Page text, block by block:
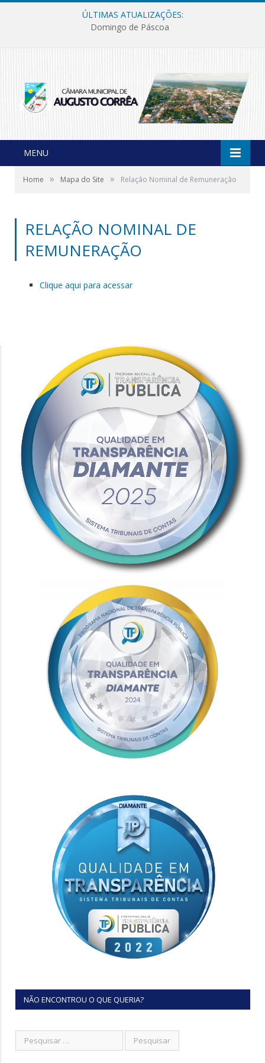
ÚLTIMAS ATUALIZAÇÕES:
Domingo de Páscoa
MENU
Home » Mapa do Site » Relação Nominal de Remuneração
RELAÇÃO NOMINAL DE
REMUNERAÇÃO
Clique aqui para acessar
NÃO ENCONTROU O QUE QUERIA?